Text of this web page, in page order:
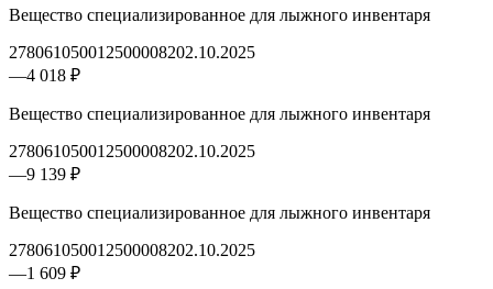
Вещество специализированное для лыжного инвентаря
278061050012500008202.10.2025
—4 018 ₽
Вещество специализированное для лыжного инвентаря
278061050012500008202.10.2025
—9 139 ₽
Вещество специализированное для лыжного инвентаря
278061050012500008202.10.2025
—1 609 ₽